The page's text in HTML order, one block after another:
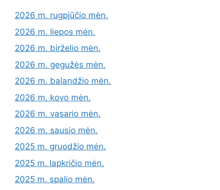
2026 m. rugpjūčio mėn.
2026 m. liepos mėn.
2026 m. birželio mėn.
2026 m. gegužės mėn.
2026 m. balandžio mėn.
2026 m. kovo mėn.
2026 m. vasario mėn.
2026 m. sausio mėn.
2025 m. gruodžio mėn.
2025 m. lapkričio mėn.
2025 m. spalio mėn.